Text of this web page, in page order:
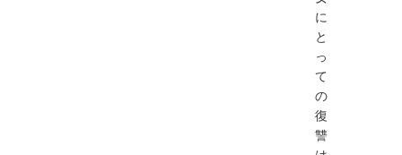
に
と
っ
て
の
復
讐